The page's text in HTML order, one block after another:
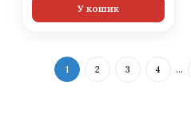
У кошик
1 2 3 4 …